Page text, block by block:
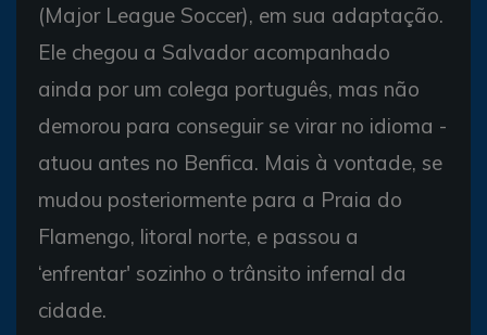
(Major League Soccer), em sua adaptação.
Ele chegou a Salvador acompanhado
ainda por um colega português, mas não
demorou para conseguir se virar no idioma -
atuou antes no Benfica. Mais à vontade, se
mudou posteriormente para a Praia do
Flamengo, litoral norte, e passou a
‘enfrentar' sozinho o trânsito infernal da
cidade.